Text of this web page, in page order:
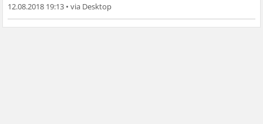
12.08.2018 19:13 •